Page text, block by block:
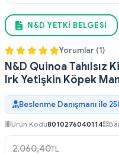
N&D YETKI BELGESI
Yorumlar (1)
N&D Quinoa
Irk Yetişkin Köpek
Beslenme Danışmanı ile
Ürün Kodu8010276040114
2.060,40TL